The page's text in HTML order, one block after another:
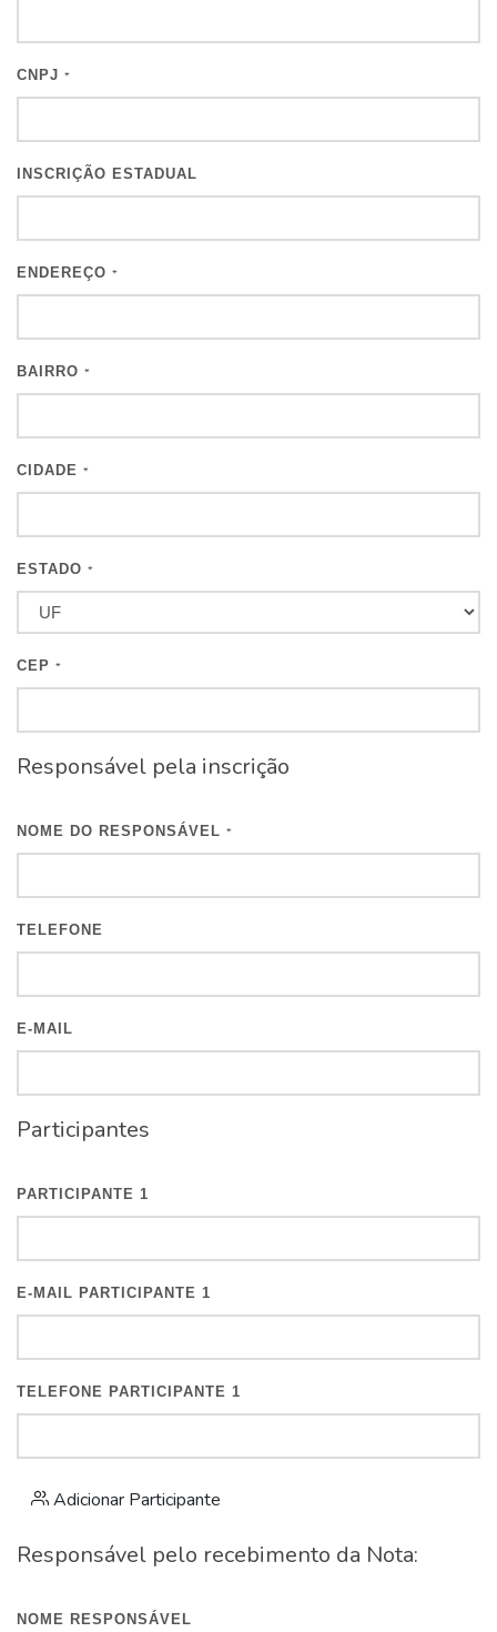
CNPJ *
INSCRIÇÃO ESTADUAL
ENDEREÇO *
BAIRRO *
CIDADE *
ESTADO *
CEP *
Responsável pela inscrição
NOME DO RESPONSÁVEL *
TELEFONE
E-MAIL
Participantes
PARTICIPANTE 1
E-MAIL PARTICIPANTE 1
TELEFONE PARTICIPANTE 1
Adicionar Participante
Responsável pelo recebimento da Nota:
NOME RESPONSÁVEL